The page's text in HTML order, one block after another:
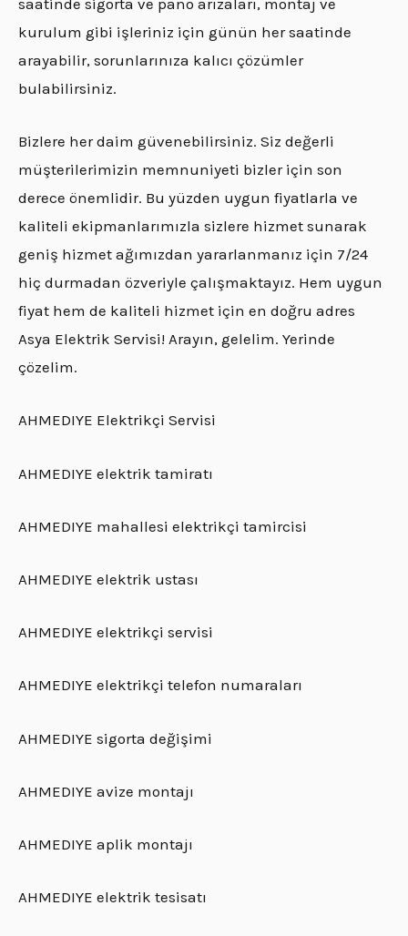
saatinde sigorta ve pano arızaları, montaj ve
kurulum gibi işleriniz için günün her saatinde
arayabilir, sorunlarınıza kalıcı çözümler
bulabilirsiniz.
Bizlere her daim güvenebilirsiniz. Siz değerli
müşterilerimizin memnuniyeti bizler için son
derece önemlidir. Bu yüzden uygun fiyatlarla ve
kaliteli ekipmanlarımızla sizlere hizmet sunarak
geniş hizmet ağımızdan yararlanmanız için 7/24
hiç durmadan özveriyle çalışmaktayız. Hem uygun
fiyat hem de kaliteli hizmet için en doğru adres
Asya Elektrik Servisi! Arayın, gelelim. Yerinde
çözelim.
AHMEDIYE Elektrikçi Servisi
AHMEDIYE elektrik tamiratı
AHMEDIYE mahallesi elektrikçi tamircisi
AHMEDIYE elektrik ustası
AHMEDIYE elektrikçi servisi
AHMEDIYE elektrikçi telefon numaraları
AHMEDIYE sigorta değişimi
AHMEDIYE avize montajı
AHMEDIYE aplik montajı
AHMEDIYE elektrik tesisatı